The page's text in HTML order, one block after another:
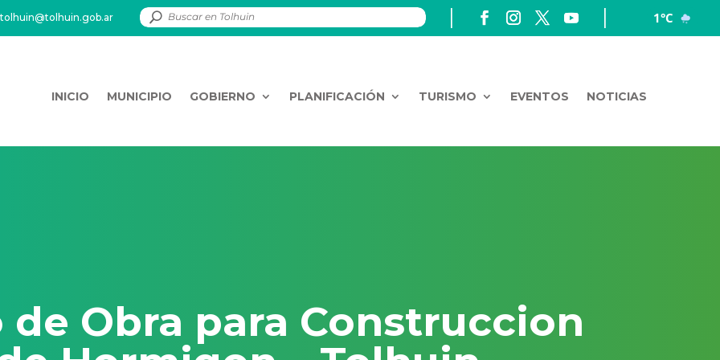
1°C
INICIO MUNICIPIO GOBIERNO PLANIFICACIÓN TURISMO EVENTOS NOTICIAS
de Obra para Construccion